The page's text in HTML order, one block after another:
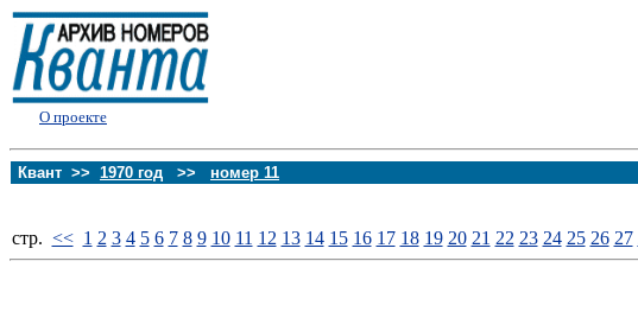
О проекте
Квант >> 1970 год >> номер 11
стp. << 1 2 3 4 5 6 7 8 9 10 11 12 13 14 15 16 17 18 19 20 21 22 23 24 25 26 27